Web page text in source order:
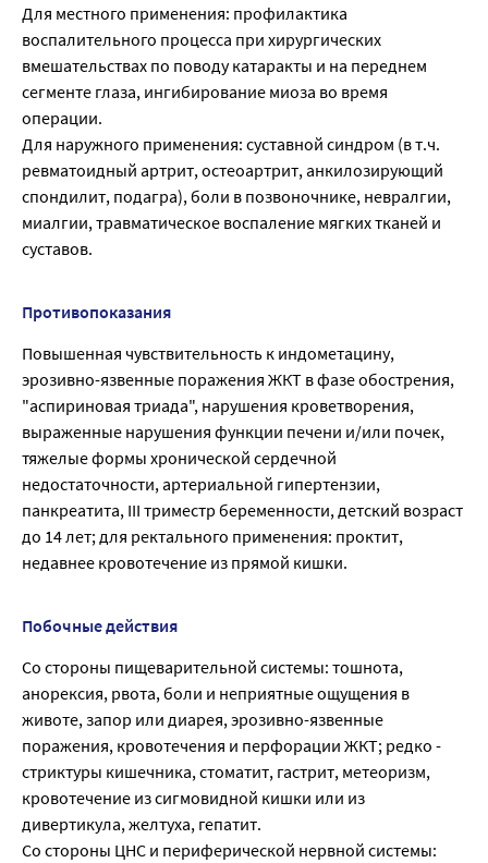
Для местного применения: профилактика
воспалительного процесса при хирургических
вмешательствах по поводу катаракты и на переднем
сегменте глаза, ингибирование миоза во время
операции.
Для наружного применения: суставной синдром (в т.ч.
ревматоидный артрит, остеоартрит, анкилозирующий
спондилит, подагра), боли в позвоночнике, невралгии,
миалгии, травматическое воспаление мягких тканей и
суставов.
Противопоказания
Повышенная чувствительность к индометацину,
эрозивно-язвенные поражения ЖКТ в фазе обострения,
"аспириновая триада", нарушения кроветворения,
выраженные нарушения функции печени и/или почек,
тяжелые формы хронической сердечной
недостаточности, артериальной гипертензии,
панкреатита, III триместр беременности, детский возраст
до 14 лет; для ректального применения: проктит,
недавнее кровотечение из прямой кишки.
Побочные действия
Со стороны пищеварительной системы: тошнота,
анорексия, рвота, боли и неприятные ощущения в
животе, запор или диарея, эрозивно-язвенные
поражения, кровотечения и перфорации ЖКТ; редко -
стриктуры кишечника, стоматит, гастрит, метеоризм,
кровотечение из сигмовидной кишки или из
дивертикула, желтуха, гепатит.
Со стороны ЦНС и периферической нервной системы: